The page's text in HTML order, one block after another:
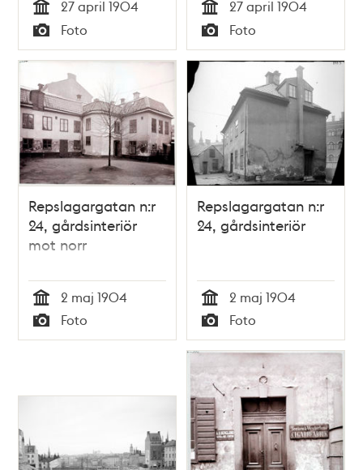
Tid
27 april 1904
Typ
Foto Tid
27 april 1904
Typ
Foto
Repslagargatan n:r
24, gårdsinteriör
mot norr
Tid
2 maj 1904
Typ
Foto
Repslagargatan n:r
24, gårdsinteriör
Tid
2 maj 1904
Typ
Foto